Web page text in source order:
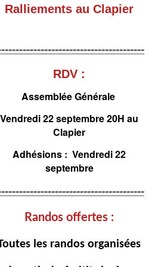
Ralliements au Clapier
RDV :
Assemblée Générale
Vendredi 22 septembre 20H au
Clapier
Adhésions : Vendredi 22
septembre
Randos offertes :
outes les randos organisées